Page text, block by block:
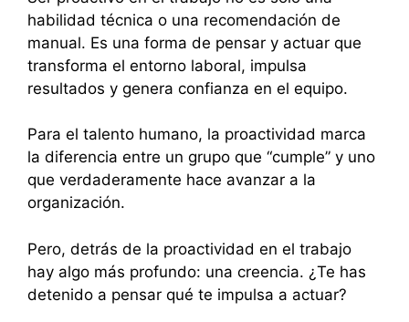
habilidad técnica o una recomendación de
manual. Es una forma de pensar y actuar que
transforma el entorno laboral, impulsa
resultados y genera confianza en el equipo.
Para el talento humano, la proactividad marca
la diferencia entre un grupo que “cumple” y uno
que verdaderamente hace avanzar a la
organización.
Pero, detrás de la proactividad en el trabajo
hay algo más profundo: una creencia. ¿Te has
detenido a pensar qué te impulsa a actuar?